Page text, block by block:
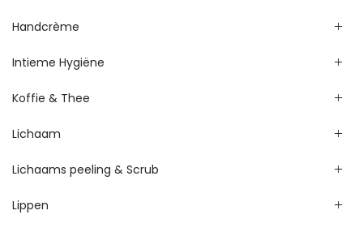
Handcrème
Intieme Hygiëne
Koffie & Thee
Lichaam
Lichaams peeling & Scrub
Lippen